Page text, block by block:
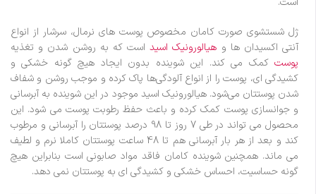
ژل شستشوی صورت کامان مخصوص پوست های نرمال، سرشار از انواع
آنتی اکسیدان‌ ها و هیالورونیک اسیداست که به روشن شدن و تغذیه
پوست کمک می‌ کند. این شوینده بدون ایجاد هیچ گونه خشکی و
کشیدگی ای، پوست را از انواع آلودگی‌ها پاک کرده و موجب روشن و شفاف
شدن پوستتان می‌شود. هیالورونیک اسید موجود در این شوینده به آبرسانی
و جوانسازی پوست کمک کرده و باعث حفظ رطوبت پوست می‌ شود. این
محصول می تواند در طی 7 روز تا 98 درصد پوستتان را آبرسانی و مرطوب
کند و بعد از هر بار آبرسانی هم تا 48 ساعت پوستتان کاملا نرم و لطیف
می ماند. همچنین شوینده کامان فاقد مواد صابونی است بنابراین هیچ
گونه حساسیت، احساس خشکی و کشیدگی ای به پوستتان نمی دهد.